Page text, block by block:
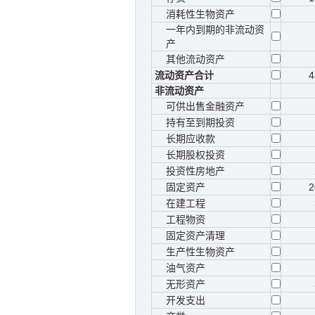
消耗性生物资产
一年内到期的非流动资
产
其他流动资产
流动资产合计
非流动资产
可供出售金融资产
持有至到期投资
长期应收款
长期股权投资
投资性房地产
固定资产
在建工程
工程物资
固定资产清理
生产性生物资产
油气资产
无形资产
开发支出